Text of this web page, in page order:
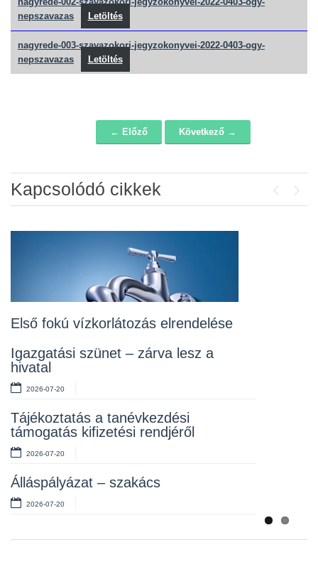
nepszavazas
Letöltés
nagyrede-003-szavazokori-jegyzokonyvei-2022-0403-ogy-
nepszavazas
Letöltés
← Előző Következő →
Kapcsolódó cikkek
Első fokú vízkorlátozás elrendelése
Igazgatási szünet – zárva lesz a
hivatal
2026-07-20
Tájékoztatás a tanévkezdési
támogatás kifizetési rendjéről
2026-07-20
Álláspályázat – szakács
2026-07-20
Álláspályázat – konyhai kisegítő
Lakossági fórum az Erzsébet téri
2026-07-10
Rendelet kihirdetése
2026-07-10
Álláspályázat – takarító
2026-07-06